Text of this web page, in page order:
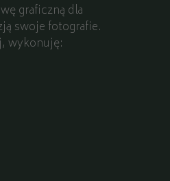
graficzną dla
swoje fotografie.
wykonuję: